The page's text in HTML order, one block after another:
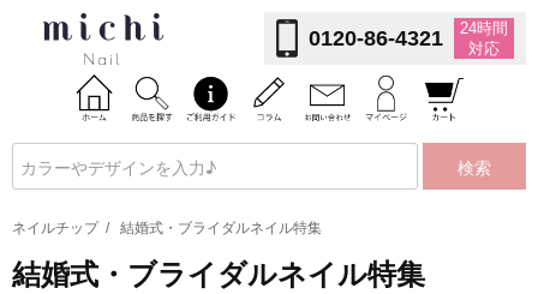
0120-86-4321
24時間
対応
検索
ネイルチップ / 結婚式・ブライダルネイル特集
結婚式・ブライダルネイル特集